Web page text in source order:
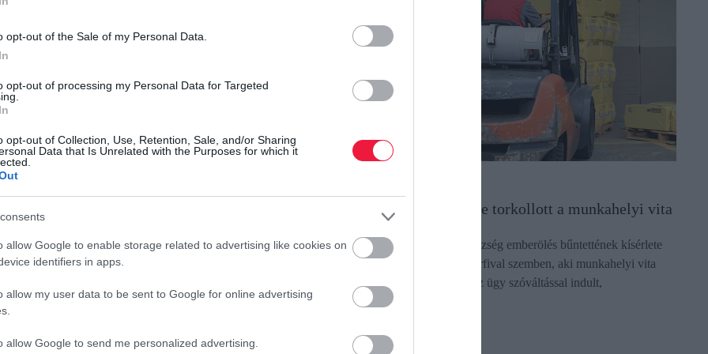
opt-out of the Sale of my Personal Data.
opt-out of processing my Personal Data for Targeted
opt-out of Collection, Use, Retention, Sale, and/or Sharing
Data that Is Unrelated with the Purposes for which it
allow Google to enable storage related to advertising like cookies on
identifiers in apps.
allow my user data to be sent to Google for online advertising
allow Google to send me personalized advertising.
tömegei révén vezet Horvátország, a szervezett,
a korábbi második helyezett Görögországot megelőzte
történelmi attrakciókban bővelkedő mediterrán
Omán volt a sztár úti cél,ez idén is várhatóan így lesz -
Irodák Szövetségének (MUISZ) szövetség elnöke.
drágult a nyaralás. Főszezonban a hétéjszakás,
ezer forint volt idén, az egyre keresettebb all inclusive
600 ezer forintot.
igazgatója a közelmúltban megjegyezte, hogy a
régió következik.
Kis híján emberölésbe torkollott a munkahelyi vita
A Pest Vármegyei Főügyészség emberölés bűntettének kísérlete
miatt emelt vádat azzal a férfival szemben, aki munkahelyi vita
miatt támadt kollégájára. Az ügy szóváltással indult,
nyelvöltögetéssel…